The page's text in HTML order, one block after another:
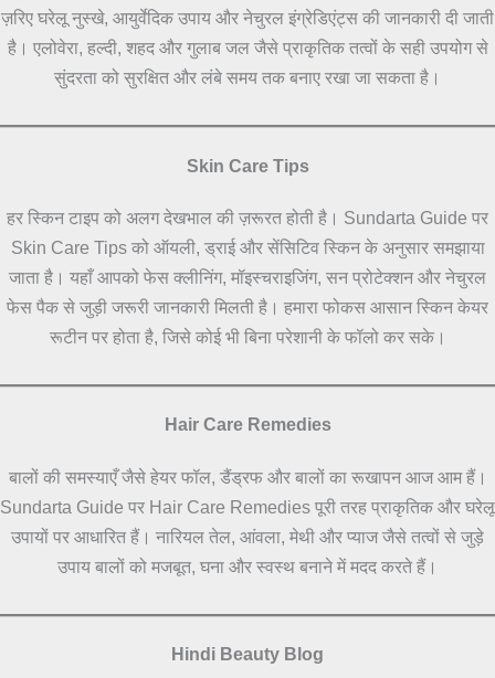
ज़रिए घरेलू नुस्खे, आयुर्वेदिक उपाय और नेचुरल इंग्रेडिएंट्स की जानकारी दी जाती
है। एलोवेरा, हल्दी, शहद और गुलाब जल जैसे प्राकृतिक तत्वों के सही उपयोग से
सुंदरता को सुरक्षित और लंबे समय तक बनाए रखा जा सकता है।
Skin Care Tips
हर स्किन टाइप को अलग देखभाल की ज़रूरत होती है। Sundarta Guide पर
Skin Care Tips को ऑयली, ड्राई और सेंसिटिव स्किन के अनुसार समझाया
जाता है। यहाँ आपको फेस क्लीनिंग, मॉइस्चराइजिंग, सन प्रोटेक्शन और नेचुरल
फेस पैक से जुड़ी जरूरी जानकारी मिलती है। हमारा फोकस आसान स्किन केयर
रूटीन पर होता है, जिसे कोई भी बिना परेशानी के फॉलो कर सके।
Hair Care Remedies
बालों की समस्याएँ जैसे हेयर फॉल, डैंड्रफ और बालों का रूखापन आज आम हैं।
Sundarta Guide पर Hair Care Remedies पूरी तरह प्राकृतिक और घरेलू
उपायों पर आधारित हैं। नारियल तेल, आंवला, मेथी और प्याज जैसे तत्वों से जुड़े
उपाय बालों को मजबूत, घना और स्वस्थ बनाने में मदद करते हैं।
Hindi Beauty Blog